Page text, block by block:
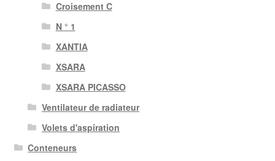
Croisement C
N ° 1
XANTIA
XSARA
XSARA PICASSO
Ventilateur de radiateur
Volets d'aspiration
Conteneurs